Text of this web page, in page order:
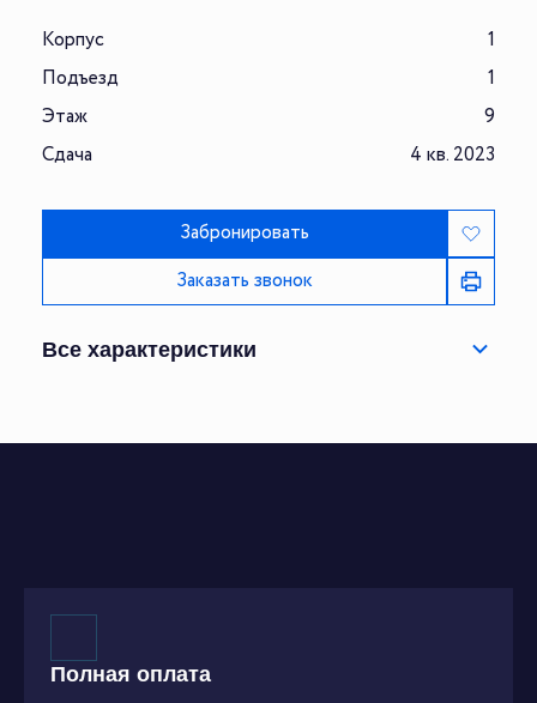
Корпус
1
Подъезд
1
Этаж
9
Сдача
4 кв. 2023
Забронировать
Заказать звонок
Все характеристики
Полная оплата